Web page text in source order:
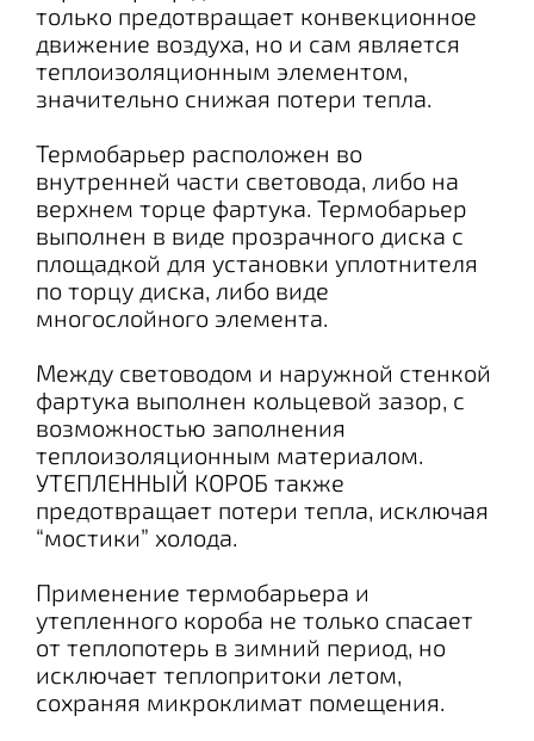
только предотвращает конвекционное
движение воздуха, но и сам является
теплоизоляционным элементом,
значительно снижая потери тепла.
Термобарьер расположен во
внутренней части световода, либо на
верхнем торце фартука. Термобарьер
выполнен в виде прозрачного диска с
площадкой для установки уплотнителя
по торцу диска, либо виде
многослойного элемента.
Между световодом и наружной стенкой
фартука выполнен кольцевой зазор, с
возможностью заполнения
теплоизоляционным материалом.
УТЕПЛЕННЫЙ КОРОБ также
предотвращает потери тепла, исключая
“мостики” холода.
Применение термобарьера и
утепленного короба не только спасает
от теплопотерь в зимний период, но
исключает теплопритоки летом,
сохраняя микроклимат помещения.